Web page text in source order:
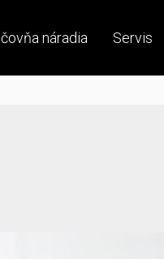
náradia Servis